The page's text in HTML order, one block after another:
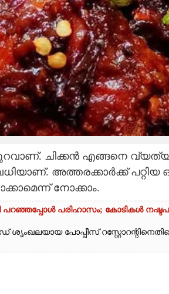
ചിക്കൻ എങ്ങനെ
അത്തരക്കാർക്ക് പറ്റിയ
നോക്കാം.
പരിഹാസം; കോടികൾ
ശൃംഖലയായ പോപ്പീസ്